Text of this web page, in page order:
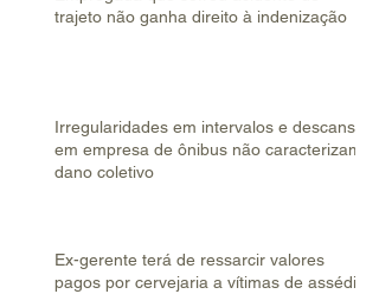
trajeto não ganha direito à indenização
Irregularidades em intervalos e descanso
em empresa de ônibus não caracterizam
dano coletivo
Ex-gerente terá de ressarcir valores
pagos por cervejaria a vítimas de assédio